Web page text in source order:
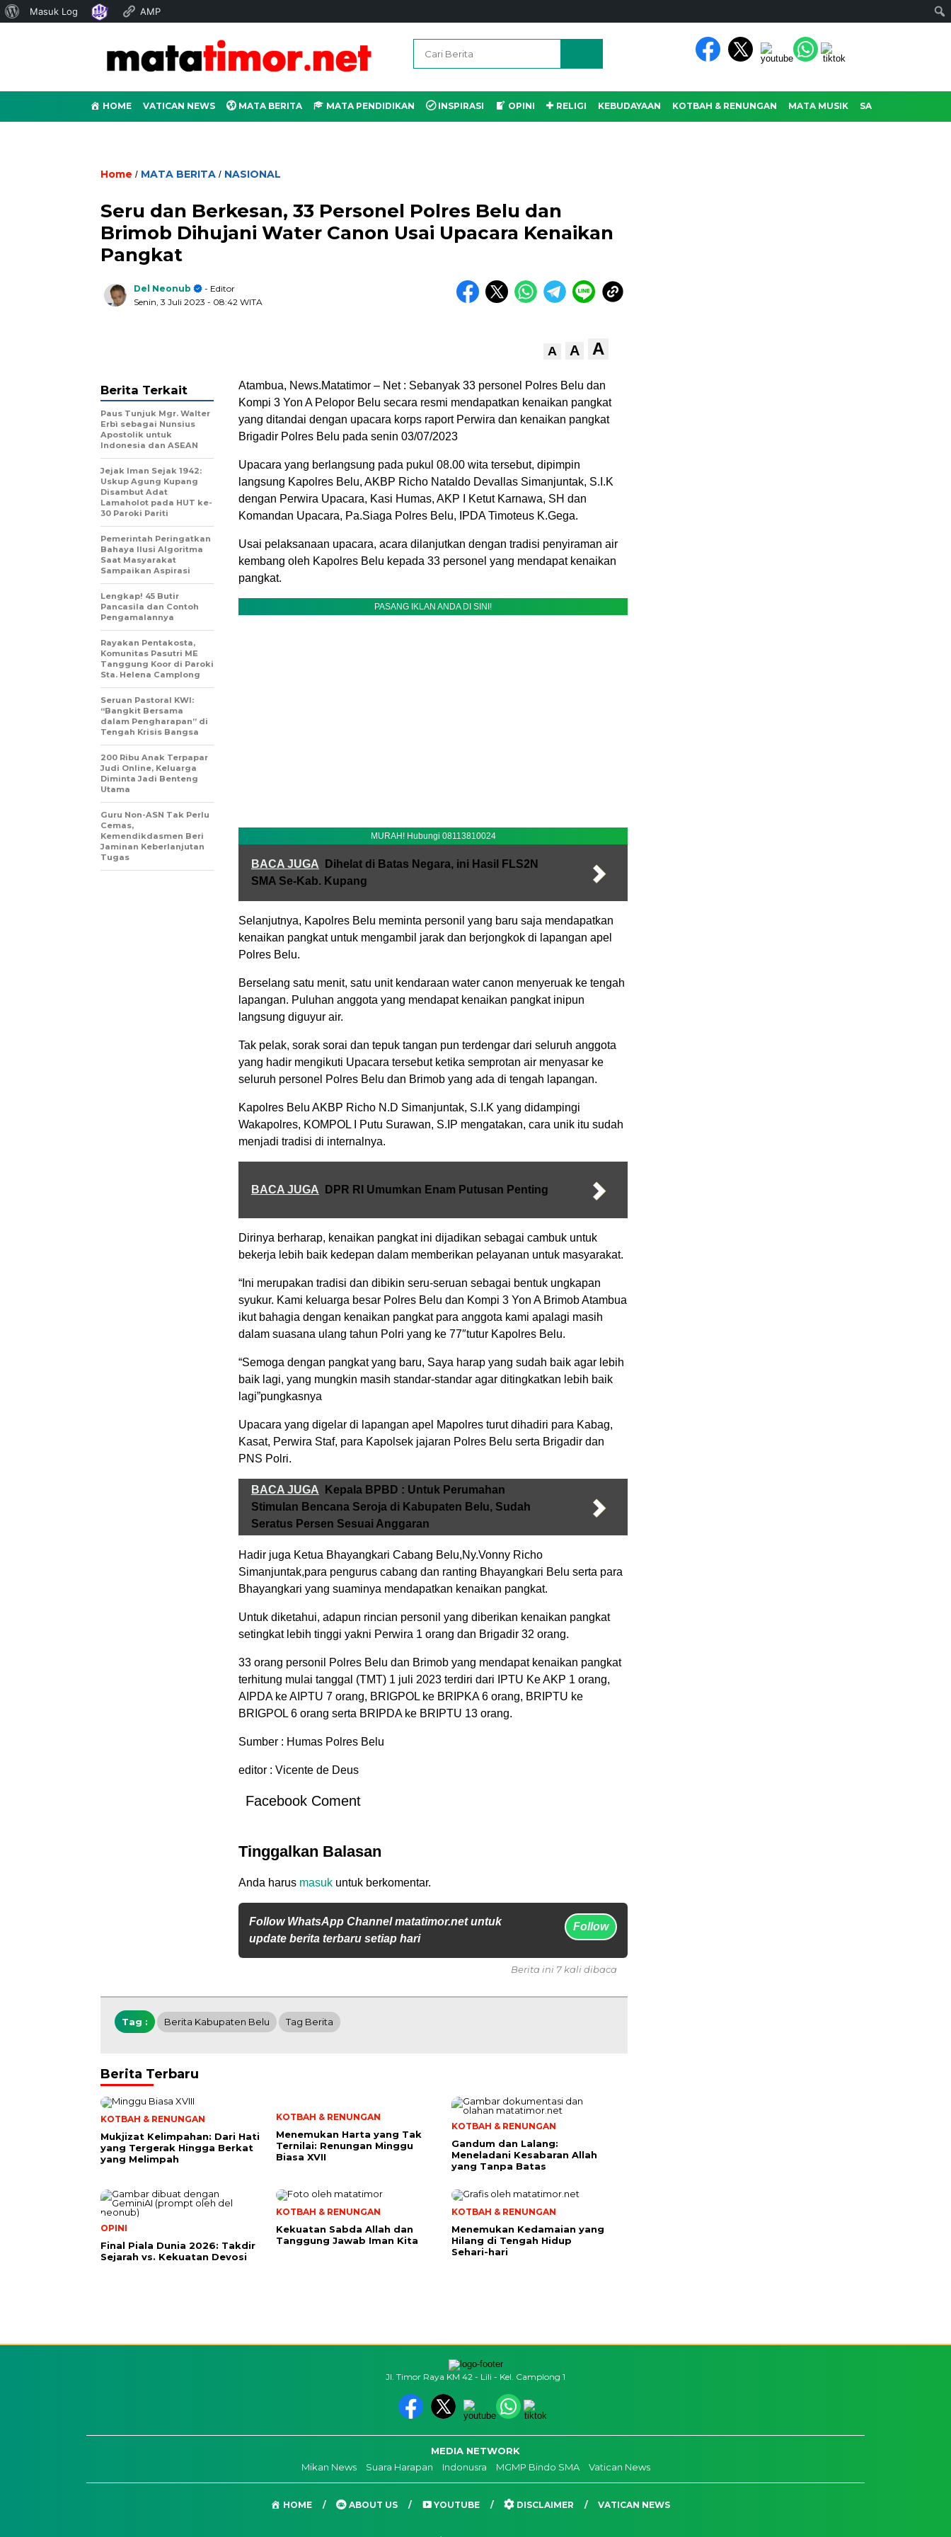
Tentang
Masuk Log AMP
HOME VATICAN NEWS MATA BERITA MATA PENDIDIKAN INSPIRASI OPINI RELIGI KEBUDAYAAN KOTBAH & RENUNGAN MATA MUSIK SASTRA
Home / MATA BERITA / NASIONAL
Seru dan Berkesan, 33 Personel Polres Belu dan
Brimob Dihujani Water Canon Usai Upacara Kenaikan
Pangkat
Del Neonub
- Editor
Senin, 3 Juli 2023 - 08:42 WITA
A A A
Atambua, News.Matatimor – Net : Sebanyak 33 personel Polres Belu dan
Kompi 3 Yon A Pelopor Belu secara resmi mendapatkan kenaikan pangkat
yang ditandai dengan upacara korps raport Perwira dan kenaikan pangkat
Brigadir Polres Belu pada senin 03/07/2023
Upacara yang berlangsung pada pukul 08.00 wita tersebut, dipimpin
langsung Kapolres Belu, AKBP Richo Nataldo Devallas Simanjuntak, S.I.K
dengan Perwira Upacara, Kasi Humas, AKP I Ketut Karnawa, SH dan
Komandan Upacara, Pa.Siaga Polres Belu, IPDA Timoteus K.Gega.
Usai pelaksanaan upacara, acara dilanjutkan dengan tradisi penyiraman air
kembang oleh Kapolres Belu kepada 33 personel yang mendapat kenaikan
pangkat.
PASANG IKLAN ANDA DI SINI!
MURAH! Hubungi 08113810024
BACA JUGA
Dihelat di Batas Negara, ini Hasil FLS2N
SMA Se-Kab. Kupang
Selanjutnya, Kapolres Belu meminta personil yang baru saja mendapatkan
kenaikan pangkat untuk mengambil jarak dan berjongkok di lapangan apel
Polres Belu.
Berselang satu menit, satu unit kendaraan water canon menyeruak ke tengah
lapangan. Puluhan anggota yang mendapat kenaikan pangkat inipun
langsung diguyur air.
Tak pelak, sorak sorai dan tepuk tangan pun terdengar dari seluruh anggota
yang hadir mengikuti Upacara tersebut ketika semprotan air menyasar ke
seluruh personel Polres Belu dan Brimob yang ada di tengah lapangan.
Kapolres Belu AKBP Richo N.D Simanjuntak, S.I.K yang didampingi
Wakapolres, KOMPOL I Putu Surawan, S.IP mengatakan, cara unik itu sudah
menjadi tradisi di internalnya.
BACA JUGA DPR RI Umumkan Enam Putusan Penting
Dirinya berharap, kenaikan pangkat ini dijadikan sebagai cambuk untuk
bekerja lebih baik kedepan dalam memberikan pelayanan untuk masyarakat.
“Ini merupakan tradisi dan dibikin seru-seruan sebagai bentuk ungkapan
syukur. Kami keluarga besar Polres Belu dan Kompi 3 Yon A Brimob Atambua
ikut bahagia dengan kenaikan pangkat para anggota kami apalagi masih
dalam suasana ulang tahun Polri yang ke 77″tutur Kapolres Belu.
“Semoga dengan pangkat yang baru, Saya harap yang sudah baik agar lebih
baik lagi, yang mungkin masih standar-standar agar ditingkatkan lebih baik
lagi”pungkasnya
Upacara yang digelar di lapangan apel Mapolres turut dihadiri para Kabag,
Kasat, Perwira Staf, para Kapolsek jajaran Polres Belu serta Brigadir dan
PNS Polri.
BACA JUGA
Kepala BPBD : Untuk Perumahan
Stimulan Bencana Seroja di Kabupaten Belu, Sudah
Seratus Persen Sesuai Anggaran
Hadir juga Ketua Bhayangkari Cabang Belu,Ny.Vonny Richo
Simanjuntak,para pengurus cabang dan ranting Bhayangkari Belu serta para
Bhayangkari yang suaminya mendapatkan kenaikan pangkat.
Untuk diketahui, adapun rincian personil yang diberikan kenaikan pangkat
setingkat lebih tinggi yakni Perwira 1 orang dan Brigadir 32 orang.
33 orang personil Polres Belu dan Brimob yang mendapat kenaikan pangkat
terhitung mulai tanggal (TMT) 1 juli 2023 terdiri dari IPTU Ke AKP 1 orang,
AIPDA ke AIPTU 7 orang, BRIGPOL ke BRIPKA 6 orang, BRIPTU ke
BRIGPOL 6 orang serta BRIPDA ke BRIPTU 13 orang.
Sumber : Humas Polres Belu
editor : Vicente de Deus
Facebook Coment
Tinggalkan Balasan
Anda harus masuk untuk berkomentar.
Follow WhatsApp Channel matatimor.net untuk
update berita terbaru setiap hari
Follow
Berita Terkait
Paus Tunjuk Mgr. Walter
Erbì sebagai Nunsius
Apostolik untuk
Indonesia dan ASEAN
Jejak Iman Sejak 1942:
Uskup Agung Kupang
Disambut Adat
Lamaholot pada HUT ke-
30 Paroki Pariti
Pemerintah Peringatkan
Bahaya Ilusi Algoritma
Saat Masyarakat
Sampaikan Aspirasi
Lengkap! 45 Butir
Pancasila dan Contoh
Pengamalannya
Rayakan Pentakosta,
Komunitas Pasutri ME
Tanggung Koor di Paroki
Sta. Helena Camplong
Seruan Pastoral KWI:
“Bangkit Bersama
dalam Pengharapan” di
Tengah Krisis Bangsa
200 Ribu Anak Terpapar
Judi Online, Keluarga
Diminta Jadi Benteng
Utama
Guru Non-ASN Tak Perlu
Cemas,
Kemendikdasmen Beri
Jaminan Keberlanjutan
Tugas
Berita ini 7 kali dibaca
Tag : Berita Kabupaten Belu Tag Berita
Berita Terbaru
KOTBAH & RENUNGAN
Mukjizat Kelimpahan: Dari Hati
yang Tergerak Hingga Berkat
yang Melimpah
KOTBAH & RENUNGAN
Menemukan Harta yang Tak
Ternilai: Renungan Minggu
Biasa XVII
KOTBAH & RENUNGAN
Gandum dan Lalang:
Meneladani Kesabaran Allah
yang Tanpa Batas
OPINI
Final Piala Dunia 2026: Takdir
Sejarah vs. Kekuatan Devosi
KOTBAH & RENUNGAN
Kekuatan Sabda Allah dan
Tanggung Jawab Iman Kita
KOTBAH & RENUNGAN
Menemukan Kedamaian yang
Hilang di Tengah Hidup
Sehari-hari
Jl. Timor Raya KM 42 - Lili - Kel. Camplong 1
MEDIA NETWORK
Mikan News
Suara Harapan Indonusra MGMP Bindo SMA Vatican News
HOME ABOUT US YOUTUBE DISCLAIMER VATICAN NEWS